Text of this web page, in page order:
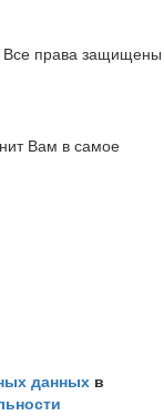
Все права защищены
Вам в самое
данных в